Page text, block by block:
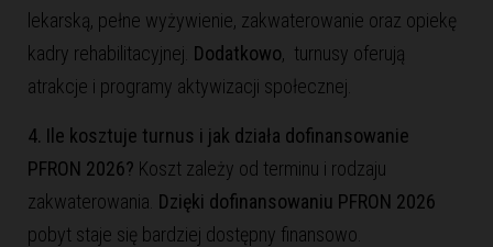
lekarską, pełne wyżywienie, zakwaterowanie oraz opiekę
kadry rehabilitacyjnej. Dodatkowo, turnusy oferują
atrakcje i programy aktywizacji społecznej.
4. Ile kosztuje turnus i jak działa dofinansowanie
PFRON 2026? Koszt zależy od terminu i rodzaju
zakwaterowania. Dzięki dofinansowaniu PFRON 2026
pobyt staje się bardziej dostępny finansowo.